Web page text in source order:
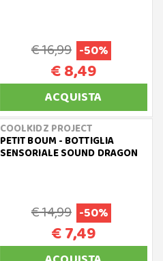
€ 16,99 -50%
€ 8,49
ACQUISTA
COOLKIDZ PROJECT
PETIT BOUM - BOTTIGLIA
SENSORIALE SOUND DRAGON
€ 14,99 -50%
€ 7,49